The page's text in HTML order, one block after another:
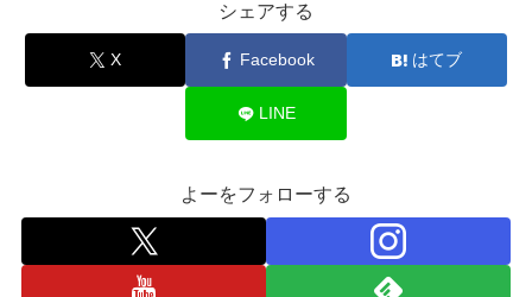
シェアする
X Facebook はてブ
LINE
よーをフォローする